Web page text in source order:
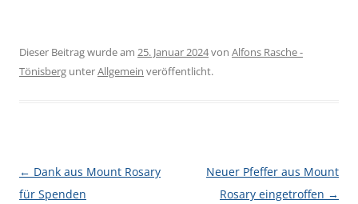
Dieser Beitrag wurde am 25. Januar 2024von Alfons Rasche -
Tönisberg unterAllgemein veröffentlicht.
Beitragsnavigation
← Dank aus Mount Rosary
für Spenden
Neuer Pfeffer aus Mount
Rosary eingetroffen →